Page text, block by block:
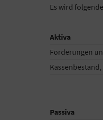
Es wird
Aktiva
Forderungen
Passiva